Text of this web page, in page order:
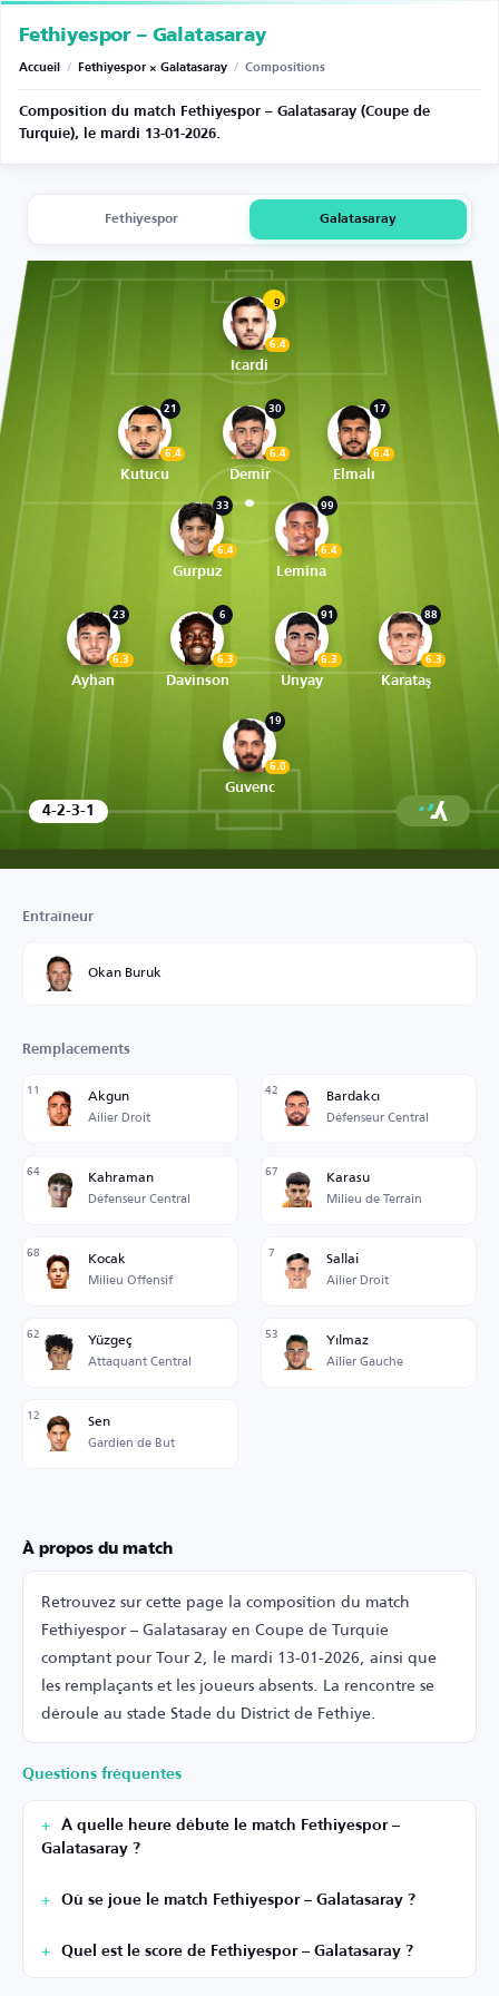
Fethiyespor – Galatasaray
Accueil / Fethiyespor × Galatasaray / Compositions
Composition du match Fethiyespor – Galatasaray (Coupe de
Turquie), le mardi 13-01-2026.
Fethiyespor Galatasaray
9
6.4
Icardi
21
6.4
Kutucu
30
6.4
Demir
17
6.4
Elmalı
33
6.4
Gurpuz
99
6.4
Lemina
23
6.3
Ayhan
6
6.3
Davinson
91
6.3
Unyay
88
6.3
Karataş
19
6.0
Guvenc
4-2-3-1
Entraîneur
Okan Buruk
Remplacements
11 Akgun
Ailier Droit
42 Bardakcı
Défenseur Central
64 Kahraman
Défenseur Central
67 Karasu
Milieu de Terrain
68 Kocak
Milieu Offensif
7 Sallai
Ailier Droit
62 Yüzgeç
Attaquant Central
53 Yılmaz
Ailier Gauche
12 Sen
Gardien de But
À propos du match
Retrouvez sur cette page la composition du match
Fethiyespor – Galatasaray en Coupe de Turquie
comptant pour Tour 2, le mardi 13-01-2026, ainsi que
les remplaçants et les joueurs absents. La rencontre se
déroule au stade Stade du District de Fethiye.
Questions fréquentes
À quelle heure débute le match Fethiyespor –
Galatasaray ?
Où se joue le match Fethiyespor – Galatasaray ?
Quel est le score de Fethiyespor – Galatasaray ?